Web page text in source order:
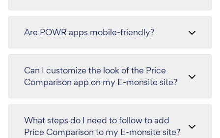
Are POWR apps mobile-friendly?
Can I customize the look of the Price
Comparison app on my E-monsite site?
What steps do I need to follow to add
Price Comparison to my E-monsite site?